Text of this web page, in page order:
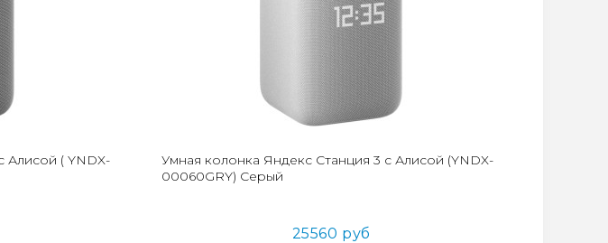
Алисой ( YNDX-
Умная колонка Яндекс Станция 3 с Алисой (YNDX-
00060GRY) Серый
25560 руб